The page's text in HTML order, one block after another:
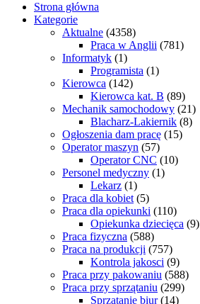
Strona główna
Kategorie
Aktualne (4358)
Praca w Anglii (781)
Informatyk (1)
Programista (1)
Kierowca (142)
Kierowca kat. B (89)
Mechanik samochodowy (21)
Blacharz-Lakiernik (8)
Ogłoszenia dam pracę (15)
Operator maszyn (57)
Operator CNC (10)
Personel medyczny (1)
Lekarz (1)
Praca dla kobiet (5)
Praca dla opiekunki (110)
Opiekunka dziecięca (9)
Praca fizyczna (588)
Praca na produkcji (757)
Kontrola jakosci (9)
Praca przy pakowaniu (588)
Praca przy sprzątaniu (299)
Sprzątanie biur (14)